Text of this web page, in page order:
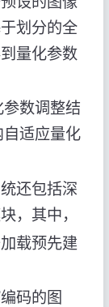
划分的全
量化参数
数调整结
适应量化
还包括深
，其中，
载预先建
码的图